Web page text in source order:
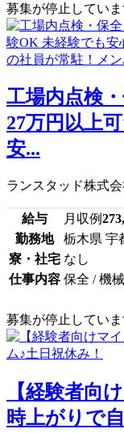
募集が停止していま
工場内点検
27万円以上
安...
ランスタッド株式会
給与 月収例
勤務地
栃木県 宇
寮・社宅 なし
仕事内容 保全 / 機
募集が停止していま
【経験者向
時上がりで